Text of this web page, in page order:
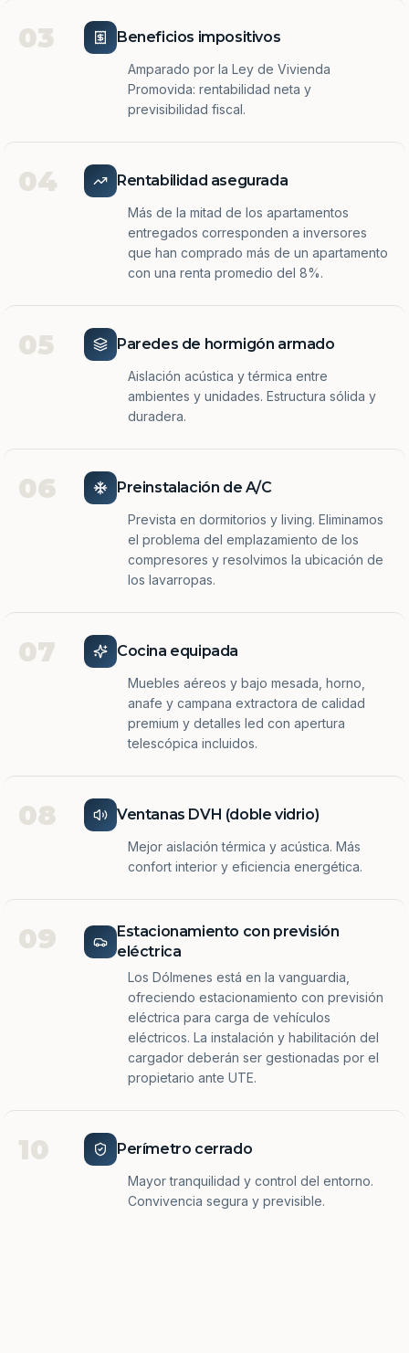
03 Beneficios impositivos
Amparado por la Ley de Vivienda
Promovida: rentabilidad neta y
previsibilidad fiscal.
04 Rentabilidad asegurada
Más de la mitad de los apartamentos
entregados corresponden a inversores
que han comprado más de un apartamento
con una renta promedio del 8%.
05 Paredes de hormigón armado
Aislación acústica y térmica entre
ambientes y unidades. Estructura sólida y
duradera.
06 Preinstalación de A/C
Prevista en dormitorios y living. Eliminamos
el problema del emplazamiento de los
compresores y resolvimos la ubicación de
los lavarropas.
07 Cocina equipada
Muebles aéreos y bajo mesada, horno,
anafe y campana extractora de calidad
premium y detalles led con apertura
telescópica incluidos.
08 Ventanas DVH (doble vidrio)
Mejor aislación térmica y acústica. Más
confort interior y eficiencia energética.
09
Estacionamiento con previsión
eléctrica
Los Dólmenes está en la vanguardia,
ofreciendo estacionamiento con previsión
eléctrica para carga de vehículos
eléctricos. La instalación y habilitación del
cargador deberán ser gestionadas por el
propietario ante UTE.
10 Perímetro cerrado
Mayor tranquilidad y control del entorno.
Convivencia segura y previsible.